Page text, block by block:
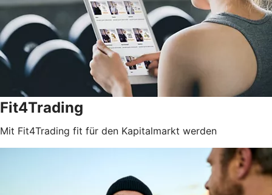
Fit4Trading
Mit Fit4Trading fit für den Kapitalmarkt werden